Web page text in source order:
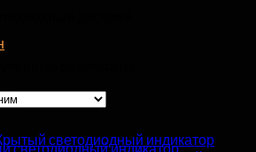
светодиодный индикатор
дисплей
светодиодный индикатор